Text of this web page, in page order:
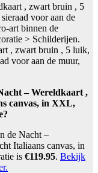
, zwart bruin , 5
voor aan de
art binnen de
> Schilderijen.
, zwart bruin , 5 luik,
voor aan de muur,
– Wereldkaart ,
canvas, in XXL,
de Nacht –
Italiaans canvas, in
is €119.95. Bekijk